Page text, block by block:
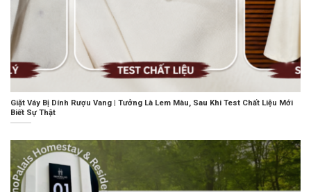
Giặt Váy Bị Dính Rượu Vang | Tưởng Là Lem Màu, Sau Khi Test Chất Liệu Mới
Biết Sự Thật